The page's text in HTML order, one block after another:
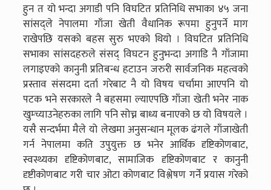
हुन त यो भन्दा अगाडी पनि विघटित प्रतिनिधि सभाका ४५ जना
सांसद्ले नेपालमा गाँजा खेती वैधानिक रूपमा हुनुपर्ने माग
राखेपछि यसको बहस सुरु भएको थियो । विघटित प्रतिनिधि
सभाका सांसदहरुले संसद् विघटन हुनुभन्दा अगाडि नै गाँजामा
लगाइएको कानुनी प्रतिबन्ध हटाउन जरुरी सार्वजनिक महत्वको
प्रस्ताव संसदमा दर्ता गरेबाट नै यो विषय चर्चामा आएपनि यो
पटक भने सरकारले नै बहसमा ल्याएपछि गाँजा खेती भनेर नाक
खुम्च्याउनेहरुका लागि पनि सोच्न बाध्य बनाएको छ यो विषयले ।
यसै सन्दर्भमा मैले यो लेखमा अनुसन्धान मूलक ढंगले गाँजाखेती
गर्न नेपालमा कति उपुयुक्त छ भनेर आर्थिक दृष्टिकोणबाट,
स्वस्थ्यका दृष्टिकोणबाट, सामाजिक दृष्टिकोणबाट र कानुनी
दृष्टीकोणबाट गरी चार ओटा कोणबाट विश्लेषण गर्ने प्रयास गरेको